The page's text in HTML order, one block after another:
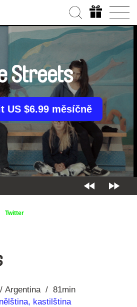
Streets
US $6.99 měsíčně
Twitter
Argentina
81min
kastilština